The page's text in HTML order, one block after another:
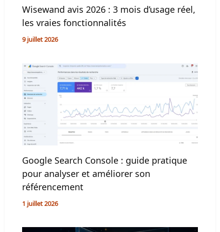
Wisewand avis 2026 : 3 mois d’usage réel,
les vraies fonctionnalités
9 juillet 2026
Google Search Console : guide pratique
pour analyser et améliorer son
référencement
1 juillet 2026